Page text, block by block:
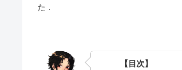
た．
【目次】